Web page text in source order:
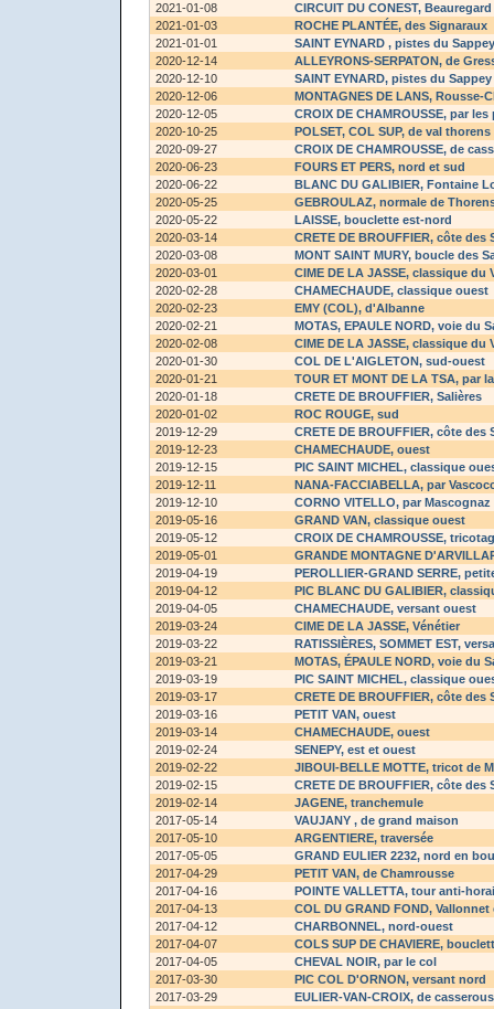
2021-01-08
CIRCUIT DU CONEST,
2021-01-03
ROCHE PLANTÉE, des Signaraux
2021-01-01
SAINT EYNARD , pistes du Sappey
2020-12-14
ALLEYRONS-SERPATON, de
2020-12-10
SAINT EYNARD, pistes du Sappey
2020-12-06
MONTAGNES DE LANS, Rousse-
2020-12-05
CROIX DE CHAMROUSSE, par les
2020-10-25
POLSET, COL SUP, de val thorens
2020-09-27
CROIX DE CHAMROUSSE, de
2020-06-23
FOURS ET PERS, nord et sud
2020-06-22
BLANC DU GALIBIER, Fontaine
2020-05-25
GEBROULAZ, normale de
2020-05-22
LAISSE, bouclette est-nord
2020-03-14
CRETE DE BROUFFIER, côte des
2020-03-08
MONT SAINT MURY, boucle des
2020-03-01
CIME DE LA JASSE, classique du
2020-02-28
CHAMECHAUDE, classique ouest
2020-02-23
EMY (COL), d'Albanne
2020-02-21
MOTAS, EPAULE NORD, voie du
2020-02-08
CIME DE LA JASSE, classique du
2020-01-30
COL DE L'AIGLETON, sud-ouest
2020-01-21
TOUR ET MONT DE LA TSA, par
2020-01-18
CRETE DE BROUFFIER, Salières
2020-01-02
ROC ROUGE, sud
2019-12-29
CRETE DE BROUFFIER, côte des
2019-12-23
CHAMECHAUDE, ouest
2019-12-15
PIC SAINT MICHEL, classique
2019-12-11
NANA-FACCIABELLA, par
2019-12-10
CORNO VITELLO, par Mascognaz
2019-05-16
GRAND VAN, classique ouest
2019-05-12
CROIX DE CHAMROUSSE,
2019-05-01
GRANDE MONTAGNE
2019-04-19
PEROLLIER-GRAND SERRE,
2019-04-12
PIC BLANC DU GALIBIER,
2019-04-05
CHAMECHAUDE, versant ouest
2019-03-24
CIME DE LA JASSE, Vénétier
2019-03-22
RATISSIÈRES, SOMMET EST,
2019-03-21
MOTAS, ÉPAULE NORD, voie du
2019-03-19
PIC SAINT MICHEL, classique
2019-03-17
CRETE DE BROUFFIER, côte des
2019-03-16
PETIT VAN, ouest
2019-03-14
CHAMECHAUDE, ouest
2019-02-24
SENEPY, est et ouest
2019-02-22
JIBOUI-BELLE MOTTE, tricot de
2019-02-15
CRETE DE BROUFFIER, côte des
2019-02-14
JAGENE, tranchemule
2017-05-14
VAUJANY , de grand maison
2017-05-10
ARGENTIERE, traversée
2017-05-05
GRAND EULIER 2232, nord en
2017-04-29
PETIT VAN, de Chamrousse
2017-04-16
POINTE VALLETTA, tour anti-
2017-04-13
COL DU GRAND FOND, Vallonnet
2017-04-12
CHARBONNEL, nord-ouest
2017-04-07
COLS SUP DE CHAVIERE,
2017-04-05
CHEVAL NOIR, par le col
2017-03-30
PIC COL D'ORNON, versant nord
2017-03-29
EULIER-VAN-CROIX, de